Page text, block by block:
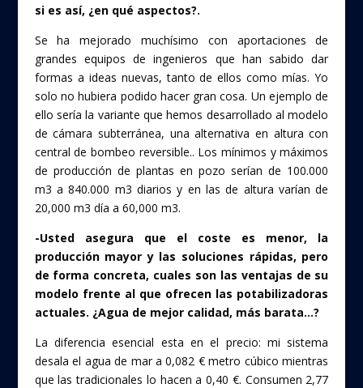
si es así, ¿en qué aspectos?.
Se ha mejorado muchísimo con aportaciones de
grandes equipos de ingenieros que han sabido dar
formas a ideas nuevas, tanto de ellos como mías. Yo
solo no hubiera podido hacer gran cosa. Un ejemplo de
ello sería la variante que hemos desarrollado al modelo
de cámara subterránea, una alternativa en altura con
central de bombeo reversible.. Los mínimos y máximos
de producción de plantas en pozo serían de 100.000
m3 a 840.000 m3 diarios y en las de altura varían de
20,000 m3 día a 60,000 m3.
-Usted asegura que el coste es menor, la
producción mayor y las soluciones rápidas, pero
de forma concreta, cuales son las ventajas de su
modelo frente al que ofrecen las potabilizadoras
actuales. ¿Agua de mejor calidad, más barata…?
La diferencia esencial esta en el precio: mi sistema
desala el agua de mar a 0,082 € metro cúbico mientras
que las tradicionales lo hacen a 0,40 €. Consumen 2,77